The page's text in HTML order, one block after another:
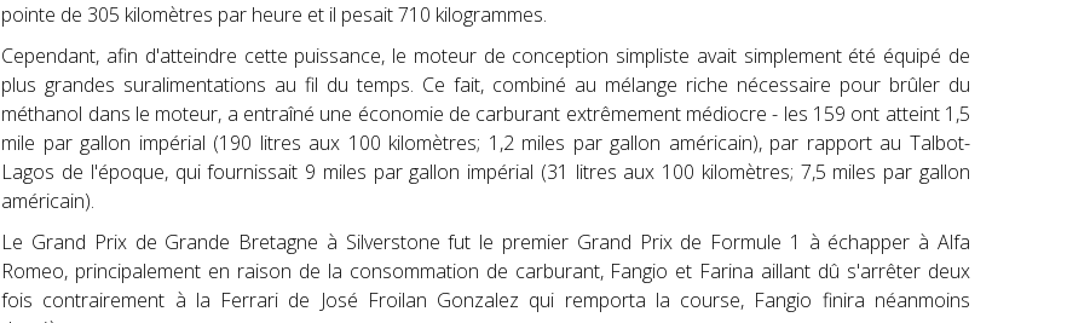
pointe de 305 kilomètres par heure et il pesait 710 kilogrammes.
Cependant, afin d'atteindre cette puissance, le moteur de conception simpliste avait simplement été équipé de
plus grandes suralimentations au fil du temps. Ce fait, combiné au mélange riche nécessaire pour brûler du
méthanol dans le moteur, a entraîné une économie de carburant extrêmement médiocre - les 159 ont atteint 1,5
mile par gallon impérial (190 litres aux 100 kilomètres; 1,2 miles par gallon américain), par rapport au Talbot-
Lagos de l'époque, qui fournissait 9 miles par gallon impérial (31 litres aux 100 kilomètres; 7,5 miles par gallon
américain).
Le Grand Prix de Grande Bretagne à Silverstone fut le premier Grand Prix de Formule 1 à échapper à Alfa
Romeo, principalement en raison de la consommation de carburant, Fangio et Farina aillant dû s'arrêter deux
fois contrairement à la Ferrari de José Froilan Gonzalez qui remporta la course, Fangio finira néanmoins